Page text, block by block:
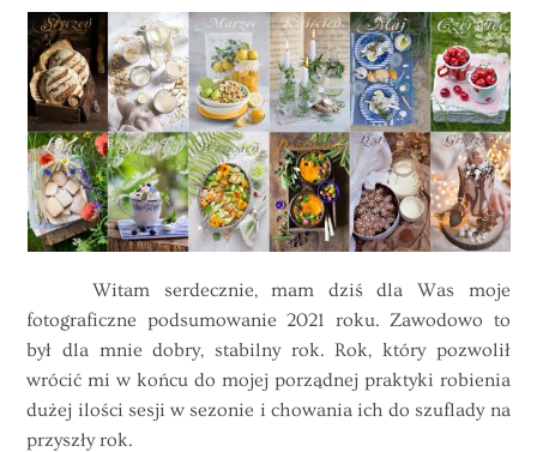
Witam serdecznie, mam dziś dla Was moje
fotograficzne podsumowanie 2021 roku. Zawodowo to
był dla mnie dobry, stabilny rok. Rok, który pozwolił
wrócić mi w końcu do mojej porządnej praktyki robienia
dużej ilości sesji w sezonie i chowania ich do szuflady na
przyszły rok.